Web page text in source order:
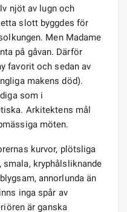
njöt av lugn och
slott byggdes för
Men Madame
på gåvan. Därför
favorit och sedan av
makens död).
som i
Arkitektens mål
möten.
kurvor, plötsliga
smala, kryphålsliknande
annorlunda än
inga spår av
är ganska